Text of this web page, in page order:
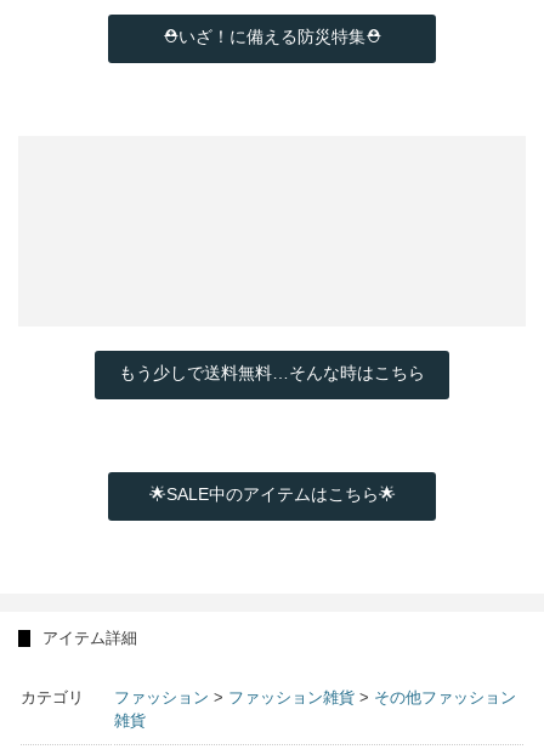
⛑いざ！に備える防災特集⛑
もう少しで送料無料…そんな時はこちら
🌟SALE中のアイテムはこちら🌟
アイテム詳細
カテゴリ ファッション > ファッション雑貨 > その他ファッション
雑貨